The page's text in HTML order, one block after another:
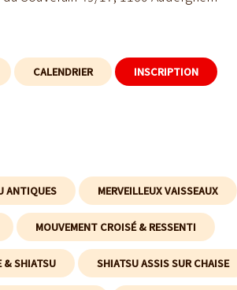
CALENDRIER INSCRIPTION
ANTIQUES MERVEILLEUX VAISSEAUX
MOUVEMENT CROISÉ & RESSENTI
& SHIATSU SHIATSU ASSIS SUR CHAISE